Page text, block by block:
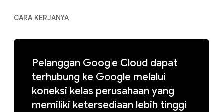
CARA KERJANYA
Pelanggan Google Cloud dapat
terhubung ke Google melalui
koneksi kelas perusahaan yang
memiliki ketersediaan lebih tinggi